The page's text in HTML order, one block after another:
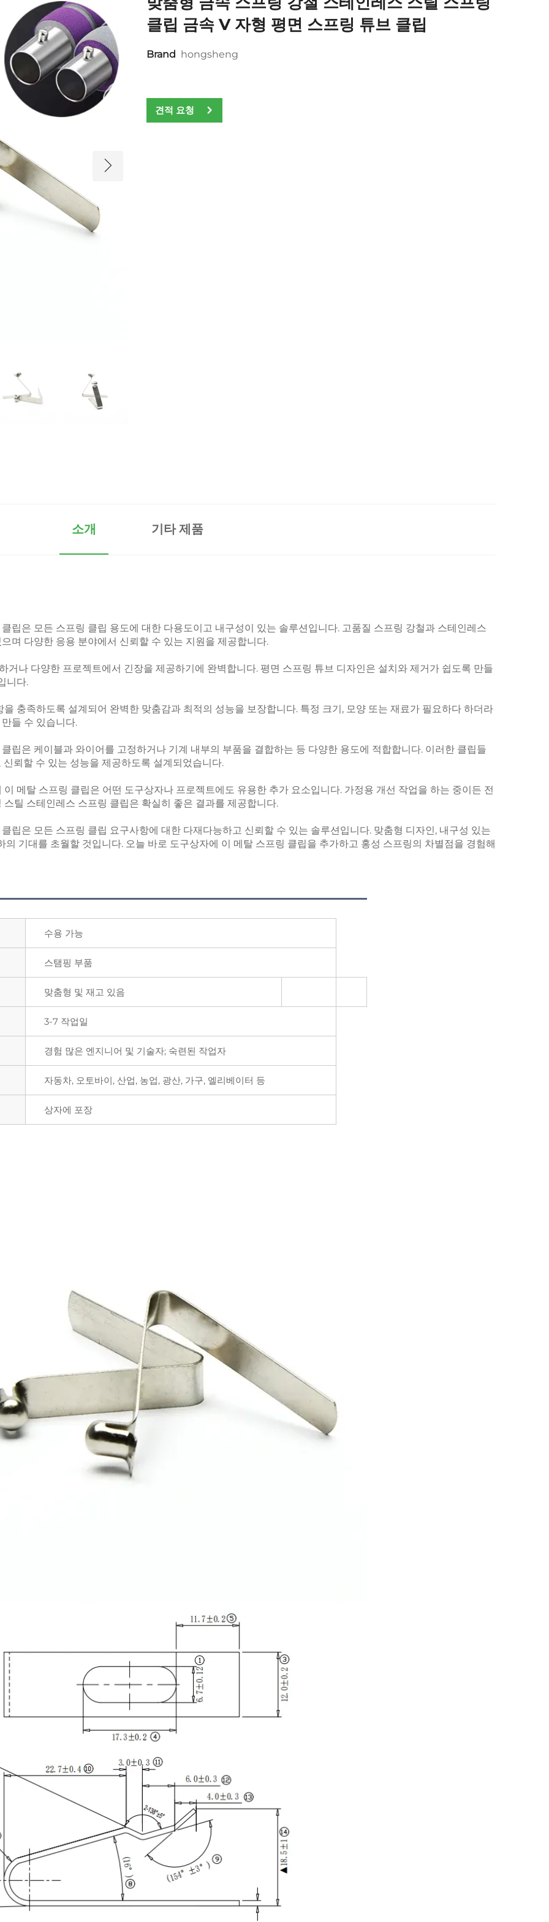
클립 금속 V 자형 평면 스프링 튜브 클립
Brand hongsheng
견적 요청
소개 기타 제품
립은 모든 스프링 클립 용도에 대한 다용도이고 내구성이 있는 솔루션입니다. 고품질 스프링 강철과 스테인레스
며 다양한 응용 분야에서 신뢰할 수 있는 지원을 제공합니다.
거나 다양한 프로젝트에서 긴장을 제공하기에 완벽합니다. 평면 스프링 튜브 디자인은 설치와 제거가 쉽도록 만들
니다.
충족하도록 설계되어 완벽한 맞춤감과 최적의 성능을 보장합니다. 특정 크기, 모양 또는 재료가 필요하다 하더라
들 수 있습니다.
립은 케이블과 와이어를 고정하거나 기계 내부의 부품을 결합하는 등 다양한 용도에 적합합니다. 이러한 클립들
뢰할 수 있는 성능을 제공하도록 설계되었습니다.
메탈 스프링 클립은 어떤 도구상자나 프로젝트에도 유용한 추가 요소입니다. 가정용 개선 작업을 하는 중이든 전
틸 스테인레스 스프링 클립은 확실히 좋은 결과를 제공합니다.
립은 모든 스프링 클립 요구사항에 대한 다재다능하고 신뢰할 수 있는 솔루션입니다. 맞춤형 디자인, 내구성 있는
기대를 초월할 것입니다. 오늘 바로 도구상자에 이 메탈 스프링 클립을 추가하고 홍성 스프링의 차별점을 경험해
수용 가능
스탬핑 부품
맞춤형 및 재고 있음
3-7 작업일
경험 많은 엔지니어 및 기술자; 숙련된 작업자
자동차, 오토바이, 산업, 농업, 광산, 가구, 엘리베이터 등
상자에 포장